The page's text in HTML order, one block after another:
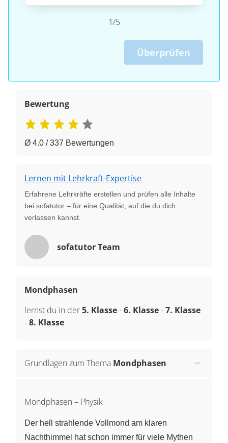
1/5
Überprüfen
Bewertung
Ø 4.0 / 337 Bewertungen
Lernen mit Lehrkraft-Expertise
Erfahrene Lehrkräfte erstellen und prüfen alle Inhalte
bei sofatutor – für eine Qualität, auf die du dich
verlassen kannst.
sofatutor Team
Mondphasen
lernst du in der5. Klasse-6. Klasse-7. Klasse
-8. Klasse
Grundlagen zum Thema Mondphasen
Mondphasen – Physik
Der hell strahlende Vollmond am klaren
Nachthimmel hat schon immer für viele Mythen